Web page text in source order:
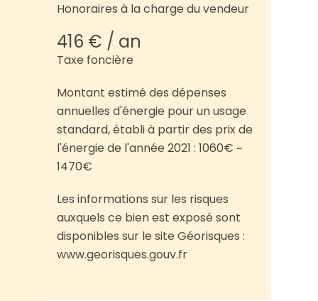
Honoraires à la charge du vendeur
416 € / an
Taxe foncière
Montant estimé des dépenses
annuelles d'énergie pour un usage
standard, établi à partir des prix de
l'énergie de l'année 2021 : 1060€ ~
1470€
Les informations sur les risques
auxquels ce bien est exposé sont
disponibles sur le site Géorisques :
www.georisques.gouv.fr